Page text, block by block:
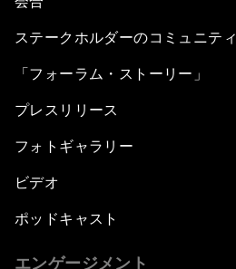
ステークホルダーのコミュニティ
「フォーラム・ストーリー」
プレスリリース
フォトギャラリー
ビデオ
ポッドキャスト
エンゲージメント